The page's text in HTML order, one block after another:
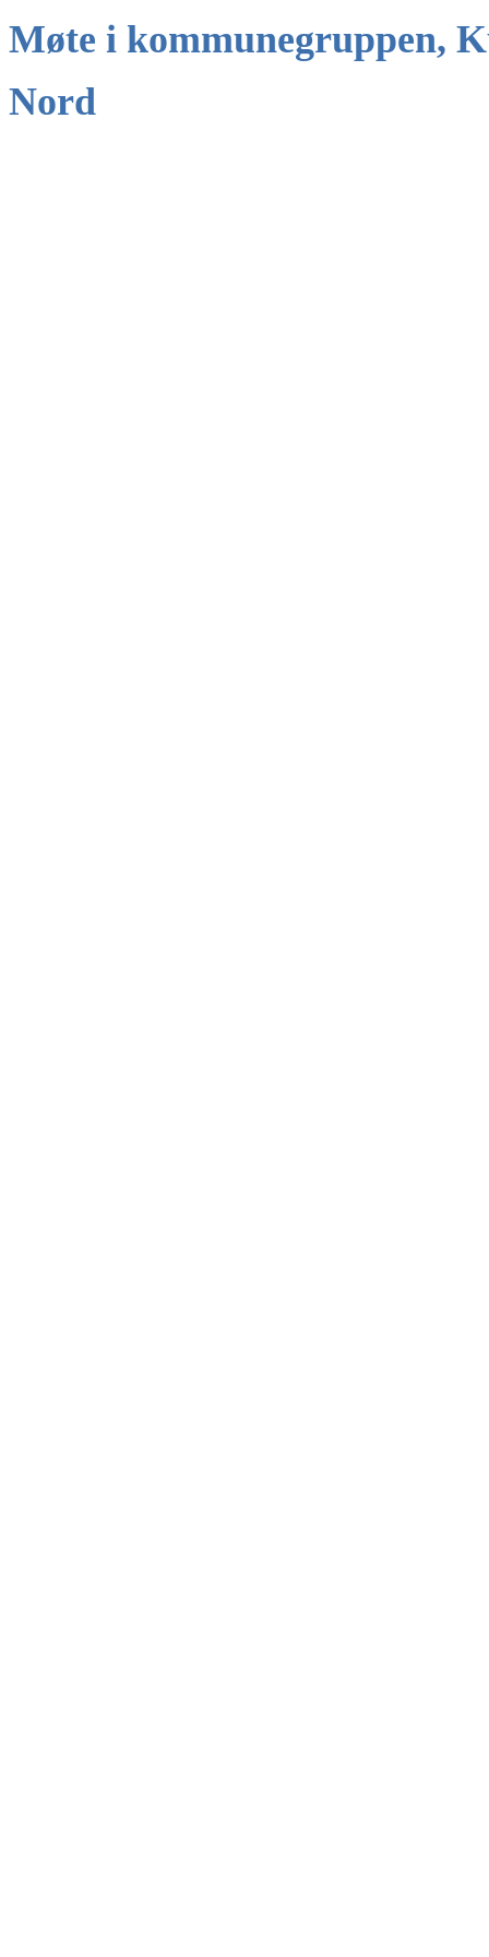
Møte i kommunegruppen,
Nord